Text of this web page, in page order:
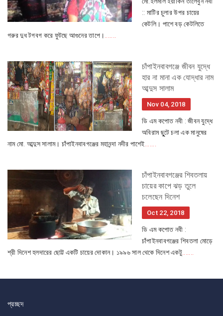
:: মাটির চুলার উপর চায়ের
কেটলি। পাশে বড় কেটলিতে
গরুর দুধ টগবগ করে ফুটছে আগুনের তাপে।
চাঁপাইনবাবগঞ্জে জীবন যুদ্ধে
হার না মানা এক যোদ্ধার নাম
আব্দুস সালাম
Nov 04, 2018
ডি এম কপোত নবী : জীবন যুদ্ধে
অবিরাম ছুুটে চলা এক মানুষের
নাম মো. আব্দুস সালাম। চাঁপাইনবাবগঞ্জের মহানন্দা নদীর পাশেই
চাঁপাইনবাবগঞ্জের শিবতলায়
চায়ের কাপে ঝড় তুলে
চলেছেন দিনেশ
Oct 22, 2018
ডি এম কপোত নবী :
চাঁপাইনবাবগঞ্জের শিবতলা মোড়ে
শ্রী দিনেশ হলদারের ছোট্ট একটি চায়ের দোকান। ১৯৯৬ সাল থেকে দিনেশ একটু
প্রচ্ছদ